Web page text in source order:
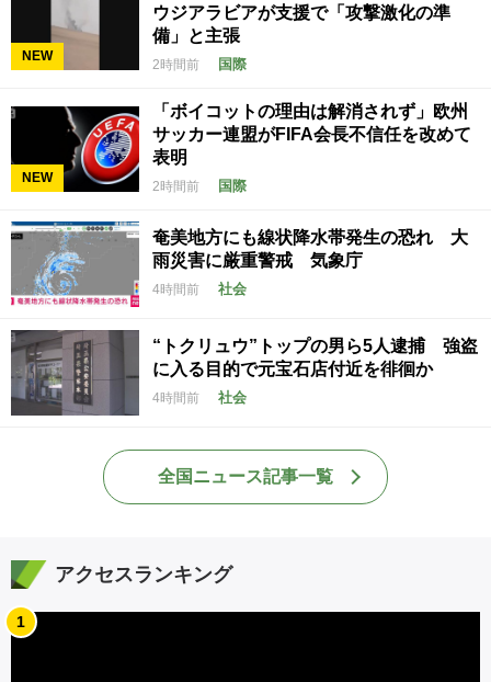
NEW
ウジアラビアが支援で「攻撃激化の準
備」と主張
2時間前 国際
NEW
「ボイコットの理由は解消されず」欧州
サッカー連盟がFIFA会長不信任を改めて
表明
2時間前 国際
奄美地方にも線状降水帯発生の恐れ 大
雨災害に厳重警戒 気象庁
4時間前 社会
“トクリュウ”トップの男ら5人逮捕 強盗
に入る目的で元宝石店付近を徘徊か
4時間前 社会
全国ニュース記事一覧
アクセスランキング
1